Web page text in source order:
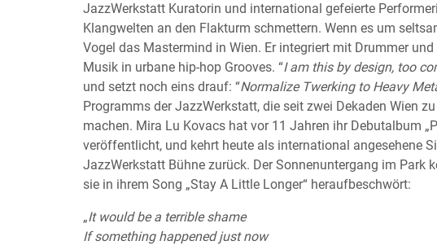
JazzWerkstatt Kuratorin und international gefeierte
Klangwelten an den Flakturm schmettern. Wenn es um
Vogel das Mastermind in Wien. Er integriert mit Drummer
Musik in urbane hip-hop Grooves. “I am this by design, too
und setzt noch eins drauf: “Normalize Twerking to Heavy
Programms der JazzWerkstatt, die seit zwei Dekaden Wien
machen. Mira Lu Kovacs hat vor 11 Jahren ihr Debutalbum
veröffentlicht, und kehrt heute als international angesehene
JazzWerkstatt Bühne zurück. Der Sonnenuntergang im Park
sie in ihrem Song „Stay A Little Longer“ heraufbeschwört:
„It would be a terrible shame
If something happened just now